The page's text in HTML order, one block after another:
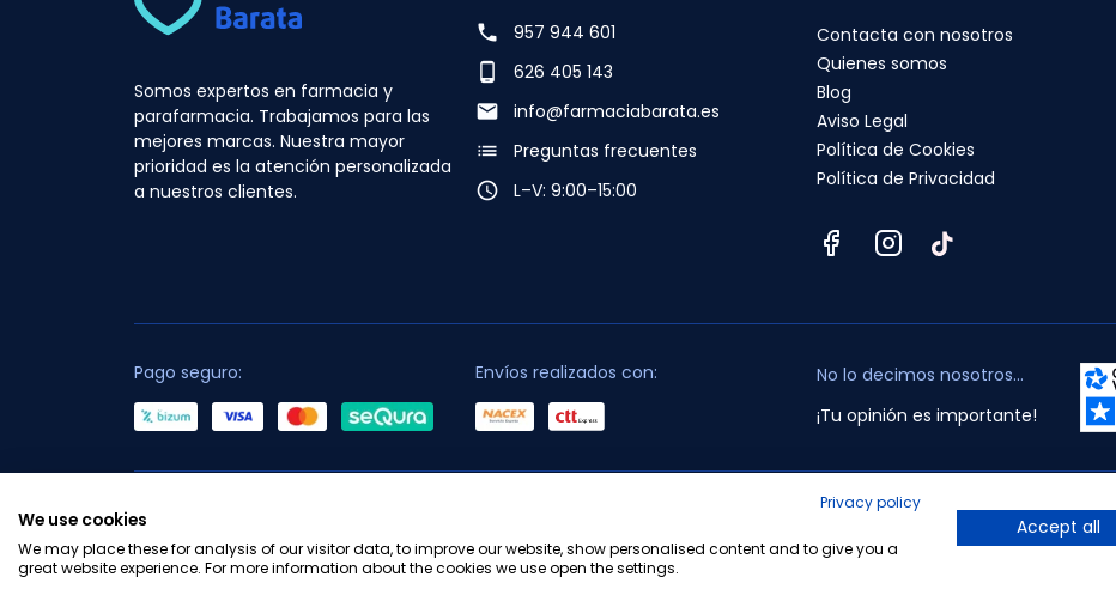
Somos expertos en farmacia y
parafarmacia. Trabajamos para las
mejores marcas. Nuestra mayor
prioridad es la atención personalizada
a nuestros clientes.
phone
957 944 601
phone_android
626 405 143
email
info@farmaciabarata.es
list
Preguntas frecuentes
access_time
L–V: 9:00–15:00
Contacta con nosotros
Quienes somos
Blog
Aviso Legal
Política de Cookies
Política de Privacidad
Pago seguro: Envíos realizados con:
No lo decimos nosotros...
¡Tu opinión es importante!
Copyright © 2010-2026 Farmacia Barata S.L. Todos los derechos reservados.
Privacy policy
We use cookies
We may place these for analysis of our visitor data, to improve our website, show personalised content and to give you a
great website experience. For more information about the cookies we use open the settings.
Accept all